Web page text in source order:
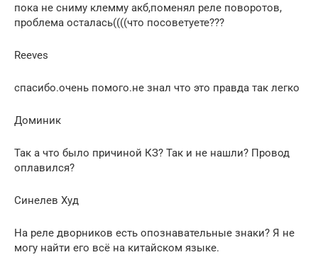
пока не сниму клемму акб,поменял реле поворотов,
проблема осталась((((что посоветуете???
Reeves
спасибо.очень помого.не знал что это правда так легко
Доминик
Так а что было причиной КЗ? Так и не нашли? Провод
оплавился?
Синелев Худ
На реле дворников есть опознавательные знаки? Я не
могу найти его всё на китайском языке.